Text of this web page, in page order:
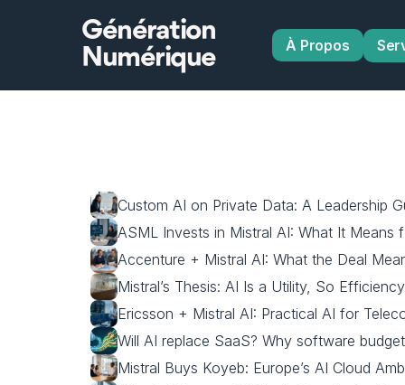
Génération
Numérique
À Propos
Custom AI on Private Data: A Leadership
ASML Invests in Mistral AI: What It Means
Accenture + Mistral AI: What the Deal
Mistral’s Thesis: AI Is a Utility, So
Ericsson + Mistral AI: Practical AI for
Will AI replace SaaS? Why software
Mistral Buys Koyeb: Europe’s AI Cloud